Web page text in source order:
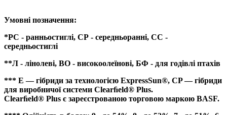
Умовні позначення:
*РС - ранньостиглі, СР - середньоранні, СС -
середньостиглі
**Л - лінолеві, ВО - високоолеїнові, БФ - для годівлі птахів
*** E — гібриди за технологією ExpressSun®, CP — гібриди
для виробничої системи Clearﬁeld® Plus.
Clearﬁeld® Plus є зареєстрованою торговою маркою BASF.